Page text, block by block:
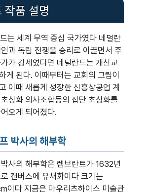
작품 설명
는 세계 무역 중심 국가였다 네덜란
과 독립 전쟁을 승리로 이끌면서 주
가 강세였다면 네덜란드는 개신교
게 된다. 이때부터는 교회의 그림이
이때 새롭게 성장한 신흥상공업 계
상화 의사조합등의 집단 초상화를
오게 되어졌다.
박사의 해부학
사의 해부학은 렘브란트가 1632년
캔버스에 유채화이다 크기는
이다 지금은 마우리츠하이스 미술관